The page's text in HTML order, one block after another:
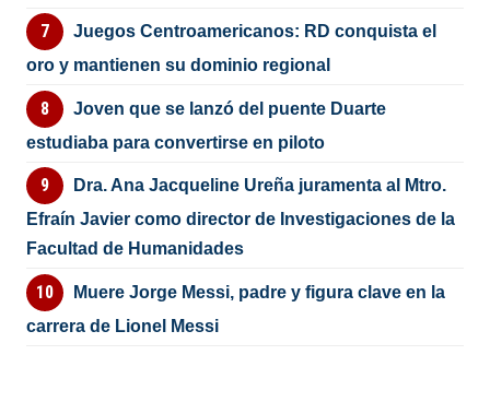
Juegos Centroamericanos: RD conquista el
oro y mantienen su dominio regional
Joven que se lanzó del puente Duarte
estudiaba para convertirse en piloto
Dra. Ana Jacqueline Ureña juramenta al Mtro.
Efraín Javier como director de Investigaciones de la
Facultad de Humanidades
Muere Jorge Messi, padre y figura clave en la
carrera de Lionel Messi